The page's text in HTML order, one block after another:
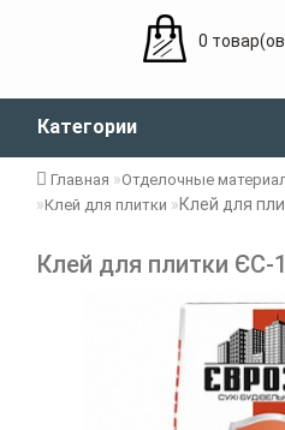
0
Категории
Главная Отделочные
Клей для плитки
Клей для
Клей для плитки ЄС-